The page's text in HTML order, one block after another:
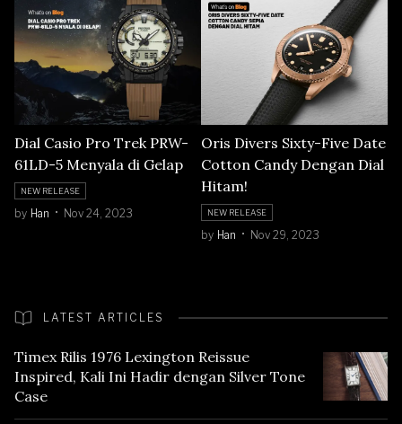
Dial Casio Pro Trek PRW-
61LD-5 Menyala di Gelap
NEW RELEASE
by Han Nov 24, 2023
Oris Divers Sixty-Five Date
Cotton Candy Dengan Dial
Hitam!
NEW RELEASE
by Han Nov 29, 2023
LATEST ARTICLES
Timex Rilis 1976 Lexington Reissue
Inspired, Kali Ini Hadir dengan Silver Tone
Case